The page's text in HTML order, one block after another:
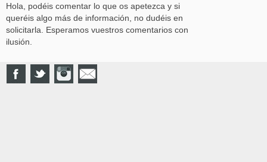
Hola, podéis comentar lo que os apetezca y si
queréis algo más de información, no dudéis en
solicitarla. Esperamos vuestros comentarios con
ilusión.